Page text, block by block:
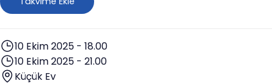
10 Ekim 2025 - 18.00
10 Ekim 2025 - 21.00
Küçük Ev